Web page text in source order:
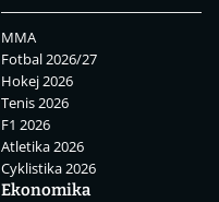
MMA
Fotbal 2026/27
Hokej 2026
Tenis 2026
F1 2026
Atletika 2026
Cyklistika 2026
Ekonomika